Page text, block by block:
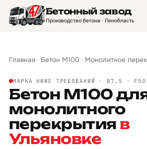
Бетонный завод
Производство бетона · Ленобласть
Главная · Бетон М100 · Монолитное
МАРКА НИЖЕ ТРЕБОВАНИЙ · B7,5 · F50
Бетон М100
монолитного
перекрытия в
Ульяновке